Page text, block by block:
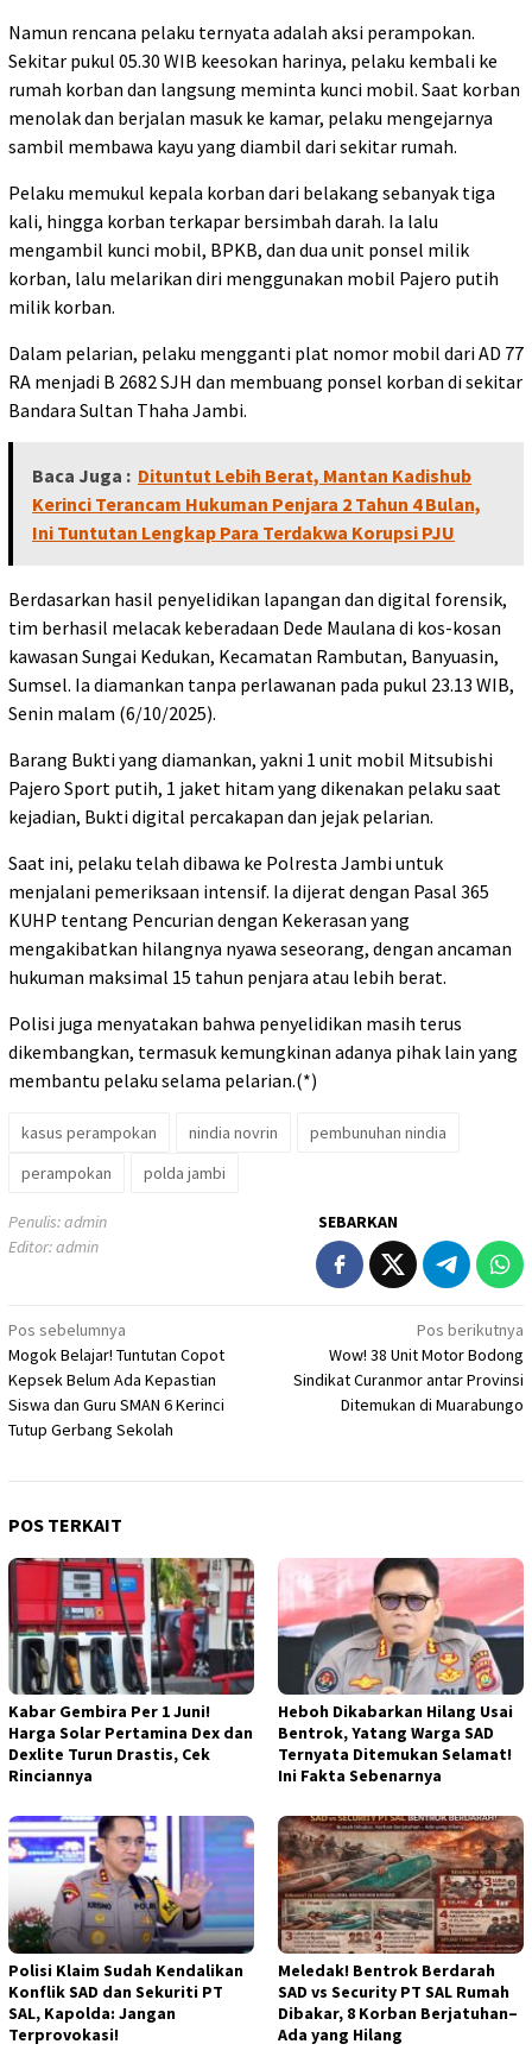
Namun rencana pelaku ternyata adalah aksi perampokan.
Sekitar pukul 05.30 WIB keesokan harinya, pelaku kembali ke
rumah korban dan langsung meminta kunci mobil. Saat korban
menolak dan berjalan masuk ke kamar, pelaku mengejarnya
sambil membawa kayu yang diambil dari sekitar rumah.
Pelaku memukul kepala korban dari belakang sebanyak tiga
kali, hingga korban terkapar bersimbah darah. Ia lalu
mengambil kunci mobil, BPKB, dan dua unit ponsel milik
korban, lalu melarikan diri menggunakan mobil Pajero putih
milik korban.
Dalam pelarian, pelaku mengganti plat nomor mobil dari AD 77
RA menjadi B 2682 SJH dan membuang ponsel korban di sekitar
Bandara Sultan Thaha Jambi.
Baca Juga : Dituntut Lebih Berat, Mantan Kadishub
Kerinci Terancam Hukuman Penjara 2 Tahun 4 Bulan,
Ini Tuntutan Lengkap Para Terdakwa Korupsi PJU
Berdasarkan hasil penyelidikan lapangan dan digital forensik,
tim berhasil melacak keberadaan Dede Maulana di kos-kosan
kawasan Sungai Kedukan, Kecamatan Rambutan, Banyuasin,
Sumsel. Ia diamankan tanpa perlawanan pada pukul 23.13 WIB,
Senin malam (6/10/2025).
Barang Bukti yang diamankan, yakni 1 unit mobil Mitsubishi
Pajero Sport putih, 1 jaket hitam yang dikenakan pelaku saat
kejadian, Bukti digital percakapan dan jejak pelarian.
Saat ini, pelaku telah dibawa ke Polresta Jambi untuk
menjalani pemeriksaan intensif. Ia dijerat dengan Pasal 365
KUHP tentang Pencurian dengan Kekerasan yang
mengakibatkan hilangnya nyawa seseorang, dengan ancaman
hukuman maksimal 15 tahun penjara atau lebih berat.
Polisi juga menyatakan bahwa penyelidikan masih terus
dikembangkan, termasuk kemungkinan adanya pihak lain yang
membantu pelaku selama pelarian.(*)
kasus perampokan nindia novrin
pembunuhan nindia
perampokan
polda jambi
Penulis: admin
Editor: admin
SEBARKAN
Navigasi
pos
Pos sebelumnya
Mogok Belajar! Tuntutan Copot
Kepsek Belum Ada Kepastian
Siswa dan Guru SMAN 6 Kerinci
Tutup Gerbang Sekolah
Pos berikutnya
Wow! 38 Unit Motor Bodong
Sindikat Curanmor antar Provinsi
Ditemukan di Muarabungo
POS TERKAIT
Kabar Gembira Per 1 Juni!
Harga Solar Pertamina Dex dan
Dexlite Turun Drastis, Cek
Rinciannya
Heboh Dikabarkan Hilang Usai
Bentrok, Yatang Warga SAD
Ternyata Ditemukan Selamat!
Ini Fakta Sebenarnya
Polisi Klaim Sudah Kendalikan
Konflik SAD dan Sekuriti PT
SAL, Kapolda: Jangan
Terprovokasi!
Meledak! Bentrok Berdarah
SAD vs Security PT SAL Rumah
Dibakar, 8 Korban Berjatuhan–
Ada yang Hilang